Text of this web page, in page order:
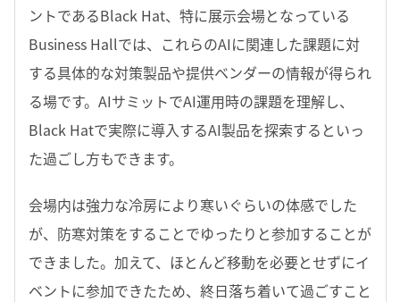
ントであるBlack Hat、特に展示会場となっている
Business Hallでは、これらのAIに関連した課題に対
する具体的な対策製品や提供ベンダーの情報が得られ
る場です。AIサミットでAI運用時の課題を理解し、
Black Hatで実際に導入するAI製品を探索するといっ
た過ごし方もできます。
会場内は強力な冷房により寒いぐらいの体感でした
が、防寒対策をすることでゆったりと参加することが
できました。加えて、ほとんど移動を必要とせずにイ
ベントに参加できたため、終日落ち着いて過ごすこと